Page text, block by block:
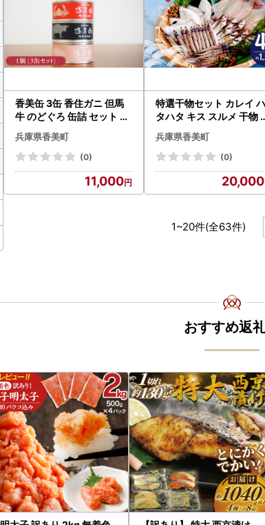
香美缶 3缶 香住ガニ 但馬
牛 のどぐろ 缶詰 セット 48
-01
兵庫県香美町
(0)
11,000
特選干物セット カレイ ハ
タハタ キス スルメ 干物
べ比べ セット 33-03
兵庫県香美町
(0)
20,000
1~20件(全63件)
おすすめ返